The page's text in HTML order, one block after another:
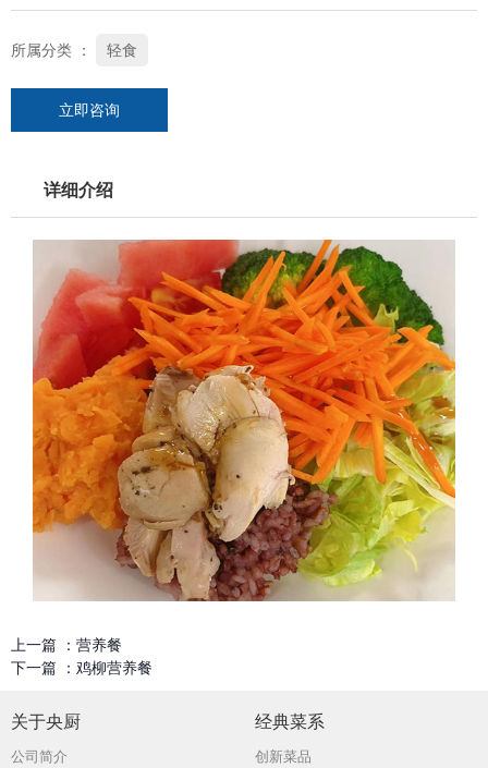
所属分类 ： 轻食
立即咨询
详细介绍
上一篇 ： 营养餐
下一篇 ： 鸡柳营养餐
关于央厨
公司简介
经典菜系
创新菜品